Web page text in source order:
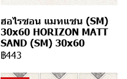
ฮอไรซอน แมทแซน (SM)
30x60 HORIZON MATT
SAND (SM) 30x60
฿443